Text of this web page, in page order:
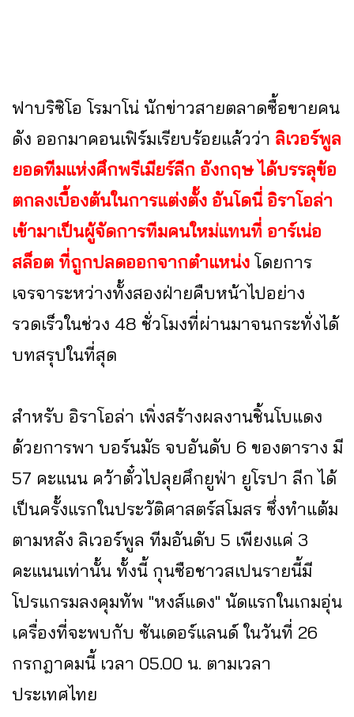
ฟาบริซิโอ โรมาโน่ นักข่าวสายตลาดซื้อขายคน
ดัง ออกมาคอนเฟิร์มเรียบร้อยแล้วว่า ลิเวอร์พูล
ยอดทีมแห่งศึกพรีเมียร์ลีก อังกฤษ ได้บรรลุข้อ
ตกลงเบื้องต้นในการแต่งตั้ง อันโดนี่ อิราโอล่า
เข้ามาเป็นผู้จัดการทีมคนใหม่แทนที่ อาร์เน่อ
สล็อต ที่ถูกปลดออกจากตำแหน่ง โดยการ
เจรจาระหว่างทั้งสองฝ่ายคืบหน้าไปอย่าง
รวดเร็วในช่วง 48 ชั่วโมงที่ผ่านมาจนกระทั่งได้
บทสรุปในที่สุด
สำหรับ อิราโอล่า เพิ่งสร้างผลงานชิ้นโบแดง
ด้วยการพา บอร์นมัธ จบอันดับ 6 ของตาราง มี
57 คะแนน คว้าตั๋วไปลุยศึกยูฟ่า ยูโรปา ลีก ได้
เป็นครั้งแรกในประวัติศาสตร์สโมสร ซึ่งทำแต้ม
ตามหลัง ลิเวอร์พูล ทีมอันดับ 5 เพียงแค่ 3
คะแนนเท่านั้น ทั้งนี้ กุนซือชาวสเปนรายนี้มี
โปรแกรมลงคุมทัพ "หงส์แดง" นัดแรกในเกมอุ่น
เครื่องที่จะพบกับ ซันเดอร์แลนด์ ในวันที่ 26
กรกฎาคมนี้ เวลา 05.00 น. ตามเวลา
ประเทศไทย